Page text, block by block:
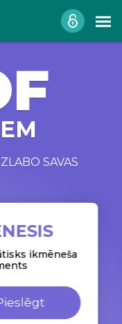
SAVAS
ikmēneša